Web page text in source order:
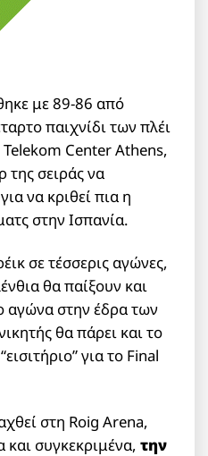
με 89-86 από
παιχνίδι των πλέι
Center Athens,
της σειράς να
να κριθεί πια η
στην Ισπανία.
σε τέσσερις αγώνες,
θα παίξουν και
αγώνα στην έδρα των
θα πάρει και το
για το Final
στη Roig Arena,
και συγκεκριμένα,την